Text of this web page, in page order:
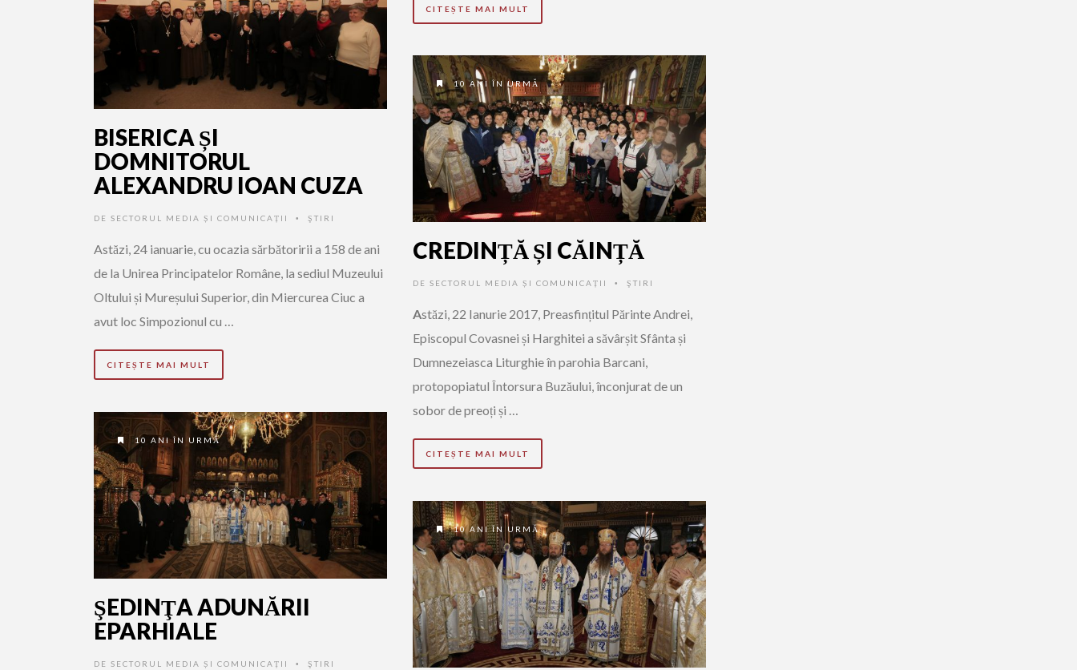
CITEȘTE MAI MULT
BISERICA ȘI
DOMNITORUL
ALEXANDRU IOAN CUZA
DE SECTORUL MEDIA ȘI COMUNICAȚII • ŞTIRI
Astăzi, 24 ianuarie, cu ocazia sărbătoririi a 158 de ani
de la Unirea Principatelor Române, la sediul Muzeului
Oltului și Mureșului Superior, din Miercurea Ciuc a
avut loc Simpozionul cu …
CITEȘTE MAI MULT
10 ANI ÎN URMĂ
CREDINȚĂ ȘI CĂINȚĂ
DE SECTORUL MEDIA ȘI COMUNICAȚII • ŞTIRI
Astăzi, 22 Ianurie 2017, Preasfințitul Părinte Andrei,
Episcopul Covasnei și Harghitei a săvârșit Sfânta și
Dumnezeiasca Liturghie în parohia Barcani,
protopopiatul Întorsura Buzăului, înconjurat de un
sobor de preoți și …
CITEȘTE MAI MULT
10 ANI ÎN URMĂ
ŞEDINŢA ADUNĂRII
EPARHIALE
DE SECTORUL MEDIA ȘI COMUNICAȚII • ŞTIRI
10 ANI ÎN URMĂ